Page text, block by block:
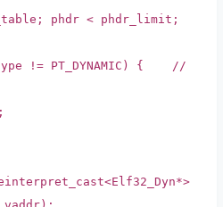
phdr < phdr_limit;
!= PT_DYNAMIC) {
//
;
<Elf32_Dyn*>